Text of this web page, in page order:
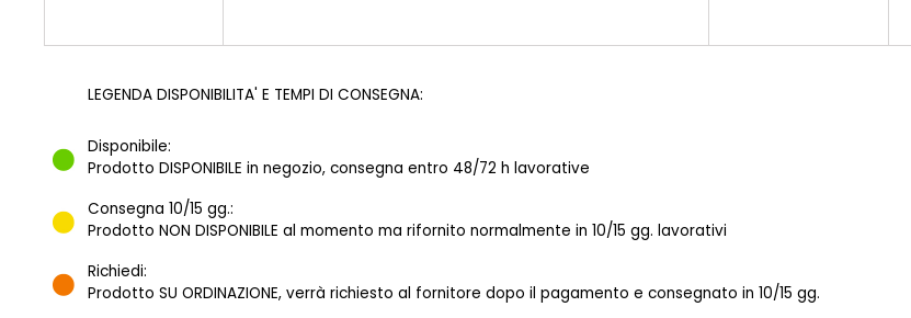
LEGENDA DISPONIBILITA' E TEMPI DI CONSEGNA:
Disponibile:
Prodotto DISPONIBILE in negozio, consegna entro 48/72 h lavorative
Consegna 10/15 gg.:
Prodotto NON DISPONIBILE al momento ma rifornito normalmente in 10/15 gg. lavorativi
Richiedi:
Prodotto SU ORDINAZIONE, verrà richiesto al fornitore dopo il pagamento e consegnato in 10/15 gg.